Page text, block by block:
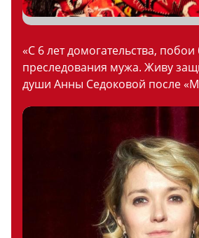
«С 6 лет домогательства, побои
преследования мужа. Живу
души Анны Седоковой после